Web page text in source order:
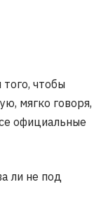
чтобы
мягко говоря,
официальные
ли не под